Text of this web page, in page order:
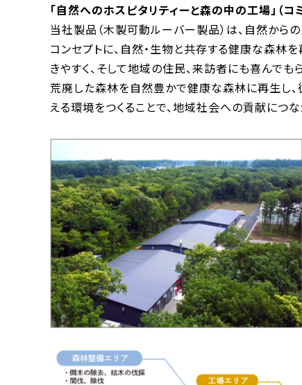
「自然へのホスピタリティーと森の中の工場」（コ
当社製品（木製可動ルーバー製品）は、自然から
コンセプトに、自然・生物と共存する健康な森林
きやすく、そして地域の住民、来訪者にも喜んでも
荒廃した森林を自然豊かで健康な森林に再生し、
える環境をつくることで、地域社会への貢献につな